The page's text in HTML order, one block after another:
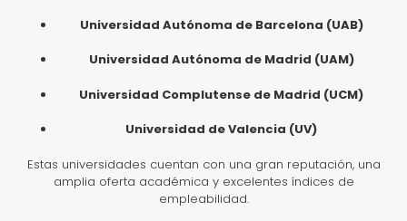
Universidad Autónoma de Barcelona (UAB)
Universidad Autónoma de Madrid (UAM)
Universidad Complutense de Madrid (UCM)
Universidad de Valencia (UV)
Estas universidades cuentan con una gran reputación, una
amplia oferta académica y excelentes índices de
empleabilidad.